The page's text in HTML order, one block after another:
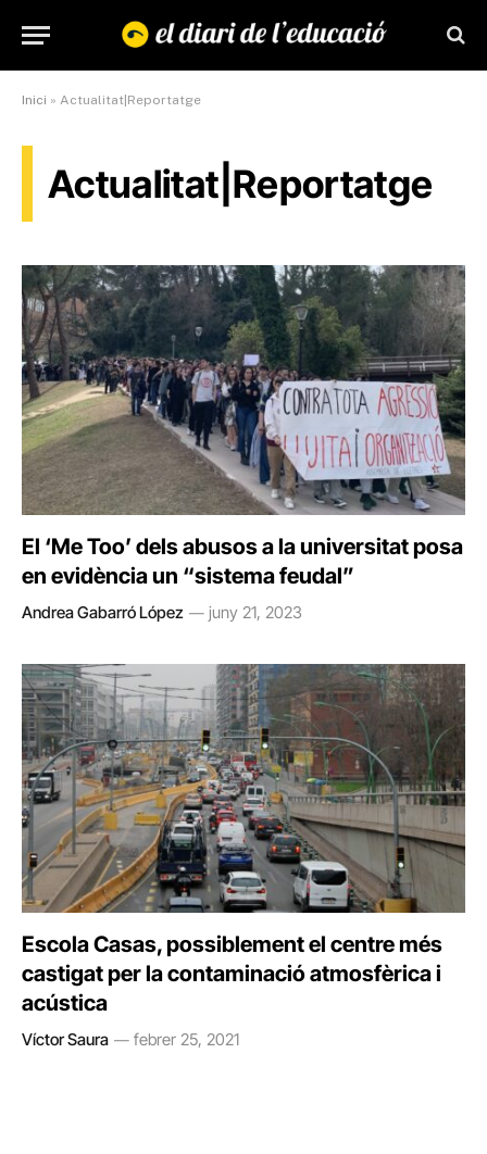
Inici » Actualitat|Reportatge
Actualitat|Reportatge
El ‘Me Too’ dels abusos a la universitat posa
en evidència un “sistema feudal”
Andrea Gabarró López juny 21, 2023
Escola Casas, possiblement el centre més
castigat per la contaminació atmosfèrica i
acústica
Víctor Saura febrer 25, 2021